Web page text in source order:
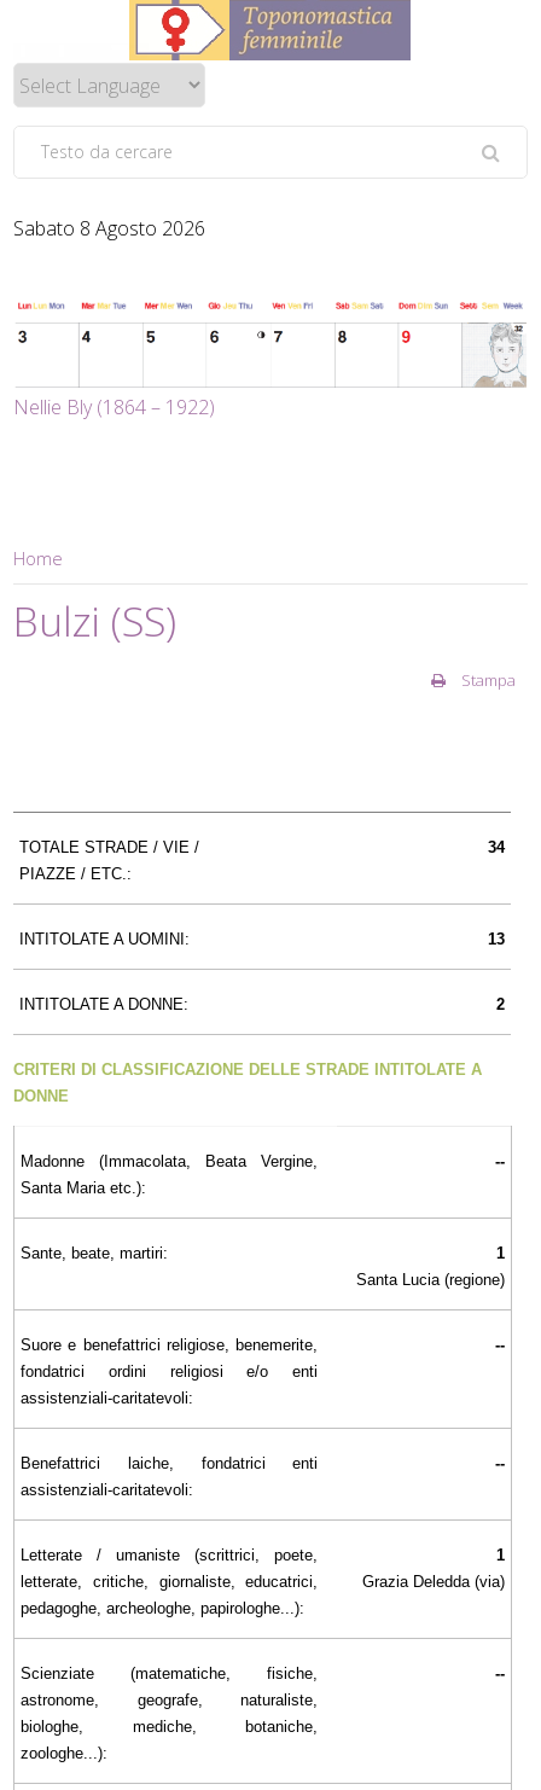
Sabato 8 Agosto 2026
Nellie Bly (1864 – 1922)
Home
Bulzi (SS)
Stampa
TOTALE STRADE / VIE /
PIAZZE / ETC.:
34
INTITOLATE A UOMINI: 13
INTITOLATE A DONNE: 2
CRITERI DI CLASSIFICAZIONE DELLE STRADE INTITOLATE A
DONNE
Madonne (Immacolata, Beata Vergine,
Santa Maria etc.):
--
Sante, beate, martiri:
1
Santa Lucia (regione)
Suore e benefattrici religiose, benemerite,
fondatrici ordini religiosi e/o enti
assistenziali-caritatevoli:
--
Benefattrici laiche, fondatrici enti
assistenziali-caritatevoli:
--
Letterate / umaniste (scrittrici, poete,
letterate, critiche, giornaliste, educatrici,
pedagoghe, archeologhe, papirologhe...):
1
Grazia Deledda (via)
Scienziate (matematiche, fisiche,
astronome, geografe, naturaliste,
biologhe, mediche, botaniche,
zoologhe...):
--